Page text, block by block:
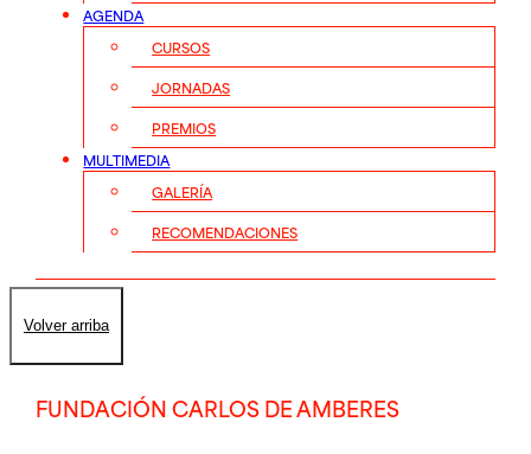
AGENDA
CURSOS
JORNADAS
PREMIOS
MULTIMEDIA
GALERÍA
RECOMENDACIONES
Volver arriba
FUNDACIÓN CARLOS DE AMBERES